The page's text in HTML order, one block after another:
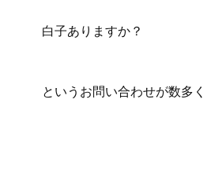
白子ありますか？
というお問い合わせが数多く